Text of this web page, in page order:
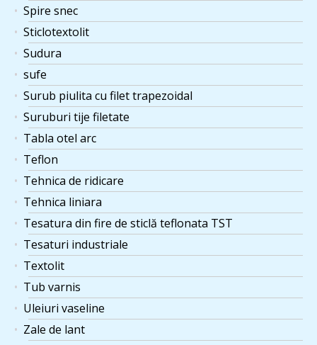
Spire snec
Sticlotextolit
Sudura
sufe
Surub piulita cu filet trapezoidal
Suruburi tije filetate
Tabla otel arc
Teflon
Tehnica de ridicare
Tehnica liniara
Tesatura din fire de sticlă teflonata TST
Tesaturi industriale
Textolit
Tub varnis
Uleiuri vaseline
Zale de lant